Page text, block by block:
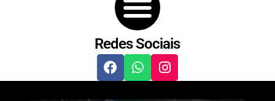
Redes Sociais